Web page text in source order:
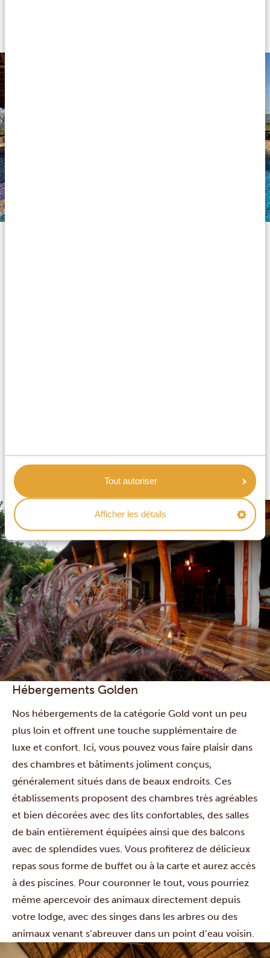
Tout autoriser
Afficher les détails
les hébergements sont habituellement situés dans de
très beaux cadres et que certains disposent de
piscines ou autres extras.
Hébergements Golden
Nos hébergements de la catégorie Gold vont un peu
plus loin et offrent une touche supplémentaire de
luxe et confort. Ici, vous pouvez vous faire plaisir dans
des chambres et bâtiments joliment conçus,
généralement situés dans de beaux endroits. Ces
établissements proposent des chambres très agréables
et bien décorées avec des lits confortables, des salles
de bain entièrement équipées ainsi que des balcons
avec de splendides vues. Vous profiterez de délicieux
repas sous forme de buffet ou à la carte et aurez accès
à des piscines. Pour couronner le tout, vous pourriez
même apercevoir des animaux directement depuis
votre lodge, avec des singes dans les arbres ou des
animaux venant s’abreuver dans un point d’eau voisin.